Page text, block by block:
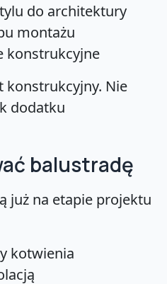
do architektury
montażu
konstrukcyjne
konstrukcyjny. Nie
dodatku
balustradę
już na etapie projektu
kotwienia